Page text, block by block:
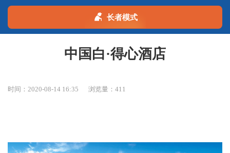
长者模式
中国白·得心酒店
时间：2020-08-14 16:35 浏览量：411